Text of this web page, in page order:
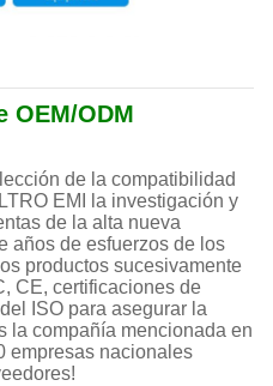
OEM/ODM
de la compatibilidad
EMI la investigación y
de la alta nueva
años de esfuerzos de los
productos sucesivamente
CE, certificaciones de
ISO para asegurar la
la compañía mencionada en
empresas nacionales